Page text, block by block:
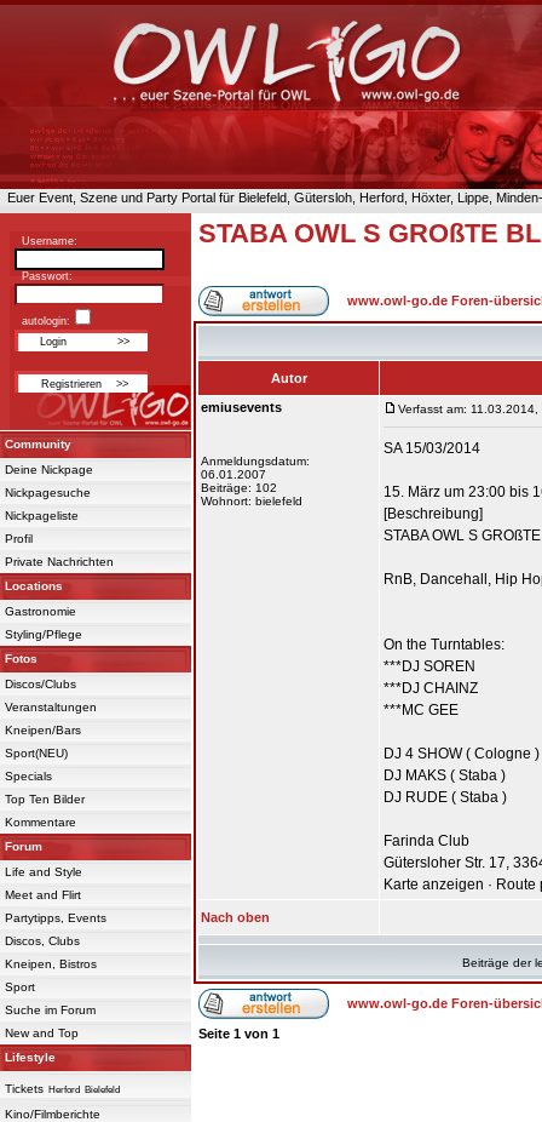
Euer Event, Szene und Party Portal für Bielefeld, Gütersloh, Herford, Höxter, Lippe,
Username:
Passwort:
autologin:
Community
Deine Nickpage
Nickpagesuche
Nickpageliste
Profil
Private Nachrichten
Locations
Gastronomie
Styling/Pflege
Fotos
Discos/Clubs
Veranstaltungen
Kneipen/Bars
Sport(NEU)
Specials
Top Ten Bilder
Kommentare
Forum
Life and Style
Meet and Flirt
Partytipps, Events
Discos, Clubs
Kneipen, Bistros
Sport
Suche im Forum
New and Top
Lifestyle
Tickets Herford Bielefeld
Kino/Filmberichte
STABA OWL S GROßTE
www.owl-go.de Foren-
Autor
emiusevents
Anmeldungsdatum:
06.01.2007
Beiträge: 102
Wohnort: bielefeld
Verfasst am: 11.03.2014,
SA 15/03/2014
15. März um 23:00 bis
[Beschreibung]
STABA OWL S
RnB, Dancehall, Hip
On the Turntables:
***DJ SOREN
***DJ CHAINZ
***MC GEE
DJ 4 SHOW ( Cologne )
DJ MAKS ( Staba )
DJ RUDE ( Staba )
Farinda Club
Gütersloher Str. 17,
Karte anzeigen · Route
Nach oben
Beiträge der
www.owl-go.de Foren-
Seite 1 von 1